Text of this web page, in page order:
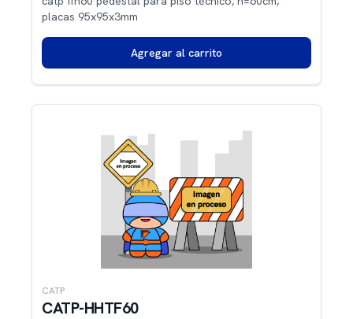
placas 95x95x3mm
Agregar al carrito
CATP
CATP-HHTF60